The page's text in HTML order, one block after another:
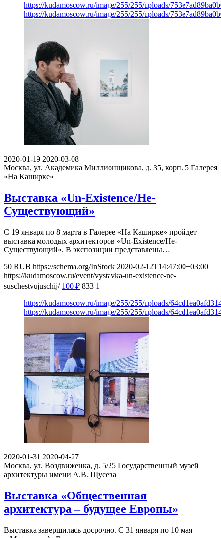
https://kudamoscow.ru/image/255/255/uploads/
https://kudamoscow.ru/image/255/255/uploads/
2020-01-19 2020-03-08
Москва, ул. Академика Миллионщикова, д. 35, корп. 5 Галерея
«На Каширке»
Выставка «Un-Existence/Не-
Существующий»
С 19 января по 8 марта в Галерее «На Каширке» пройдет
выставка молодых архитекторов «Un-Existence/Не-
Существующий». В экспозиции представлены…
50 RUB https://schema.org/InStock 2020-02-12T14:47:00+03:00
https://kudamoscow.ru/event/vystavka-un-existence-ne-
suschestvujuschij/ 100 ₽ 833 1
https://kudamoscow.ru/image/255/255/uploads/
https://kudamoscow.ru/image/255/255/uploads/
2020-01-31 2020-04-27
Москва, ул. Воздвиженка, д. 5/25 Государственный музей
архитектуры имени А.В. Щусева
Выставка «Общественная
архитектура – будущее Европы»
Выставка завершилась досрочно. С 31 января по 10 мая